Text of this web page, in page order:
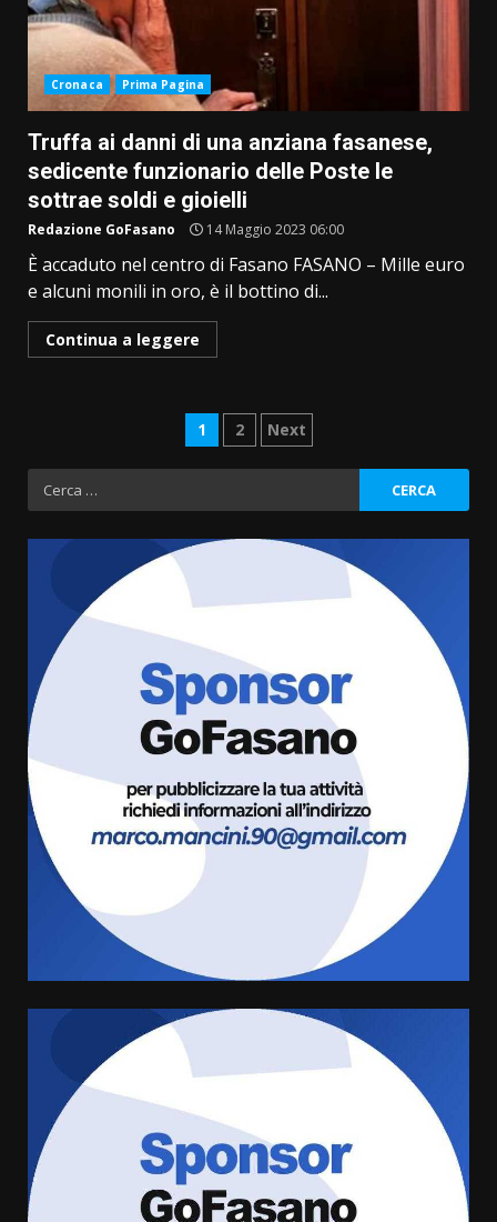
Cronaca Prima Pagina
Truffa ai danni di una anziana fasanese,
sedicente funzionario delle Poste le
sottrae soldi e gioielli
Redazione GoFasano 14 Maggio 2023 06:00
È accaduto nel centro di Fasano FASANO – Mille euro
e alcuni monili in oro, è il bottino di...
Continua a leggere
Paginazione
degli
articoli
1 2 Next
Ricerca
per:
Grazia Neglia, coordinatrice
cittadina di Fratelli d’Italia,
pronta a tornare in Consiglio
comunale
6 Agosto 2026 08:00
4
Cura dei beni comuni e
cittadinanza attiva: online
l’avviso per la gestione
condivisa della Villetta di
Laureto
La magia del Minareto e la prima
assoluta de “L’Albergo
Belvedere. Il rapimento”
6 Agosto 2026 06:15
Serie D, l’Us Fasano è escluso
dal campionato
Truffatori in azione nelle
frazioni fasanesi